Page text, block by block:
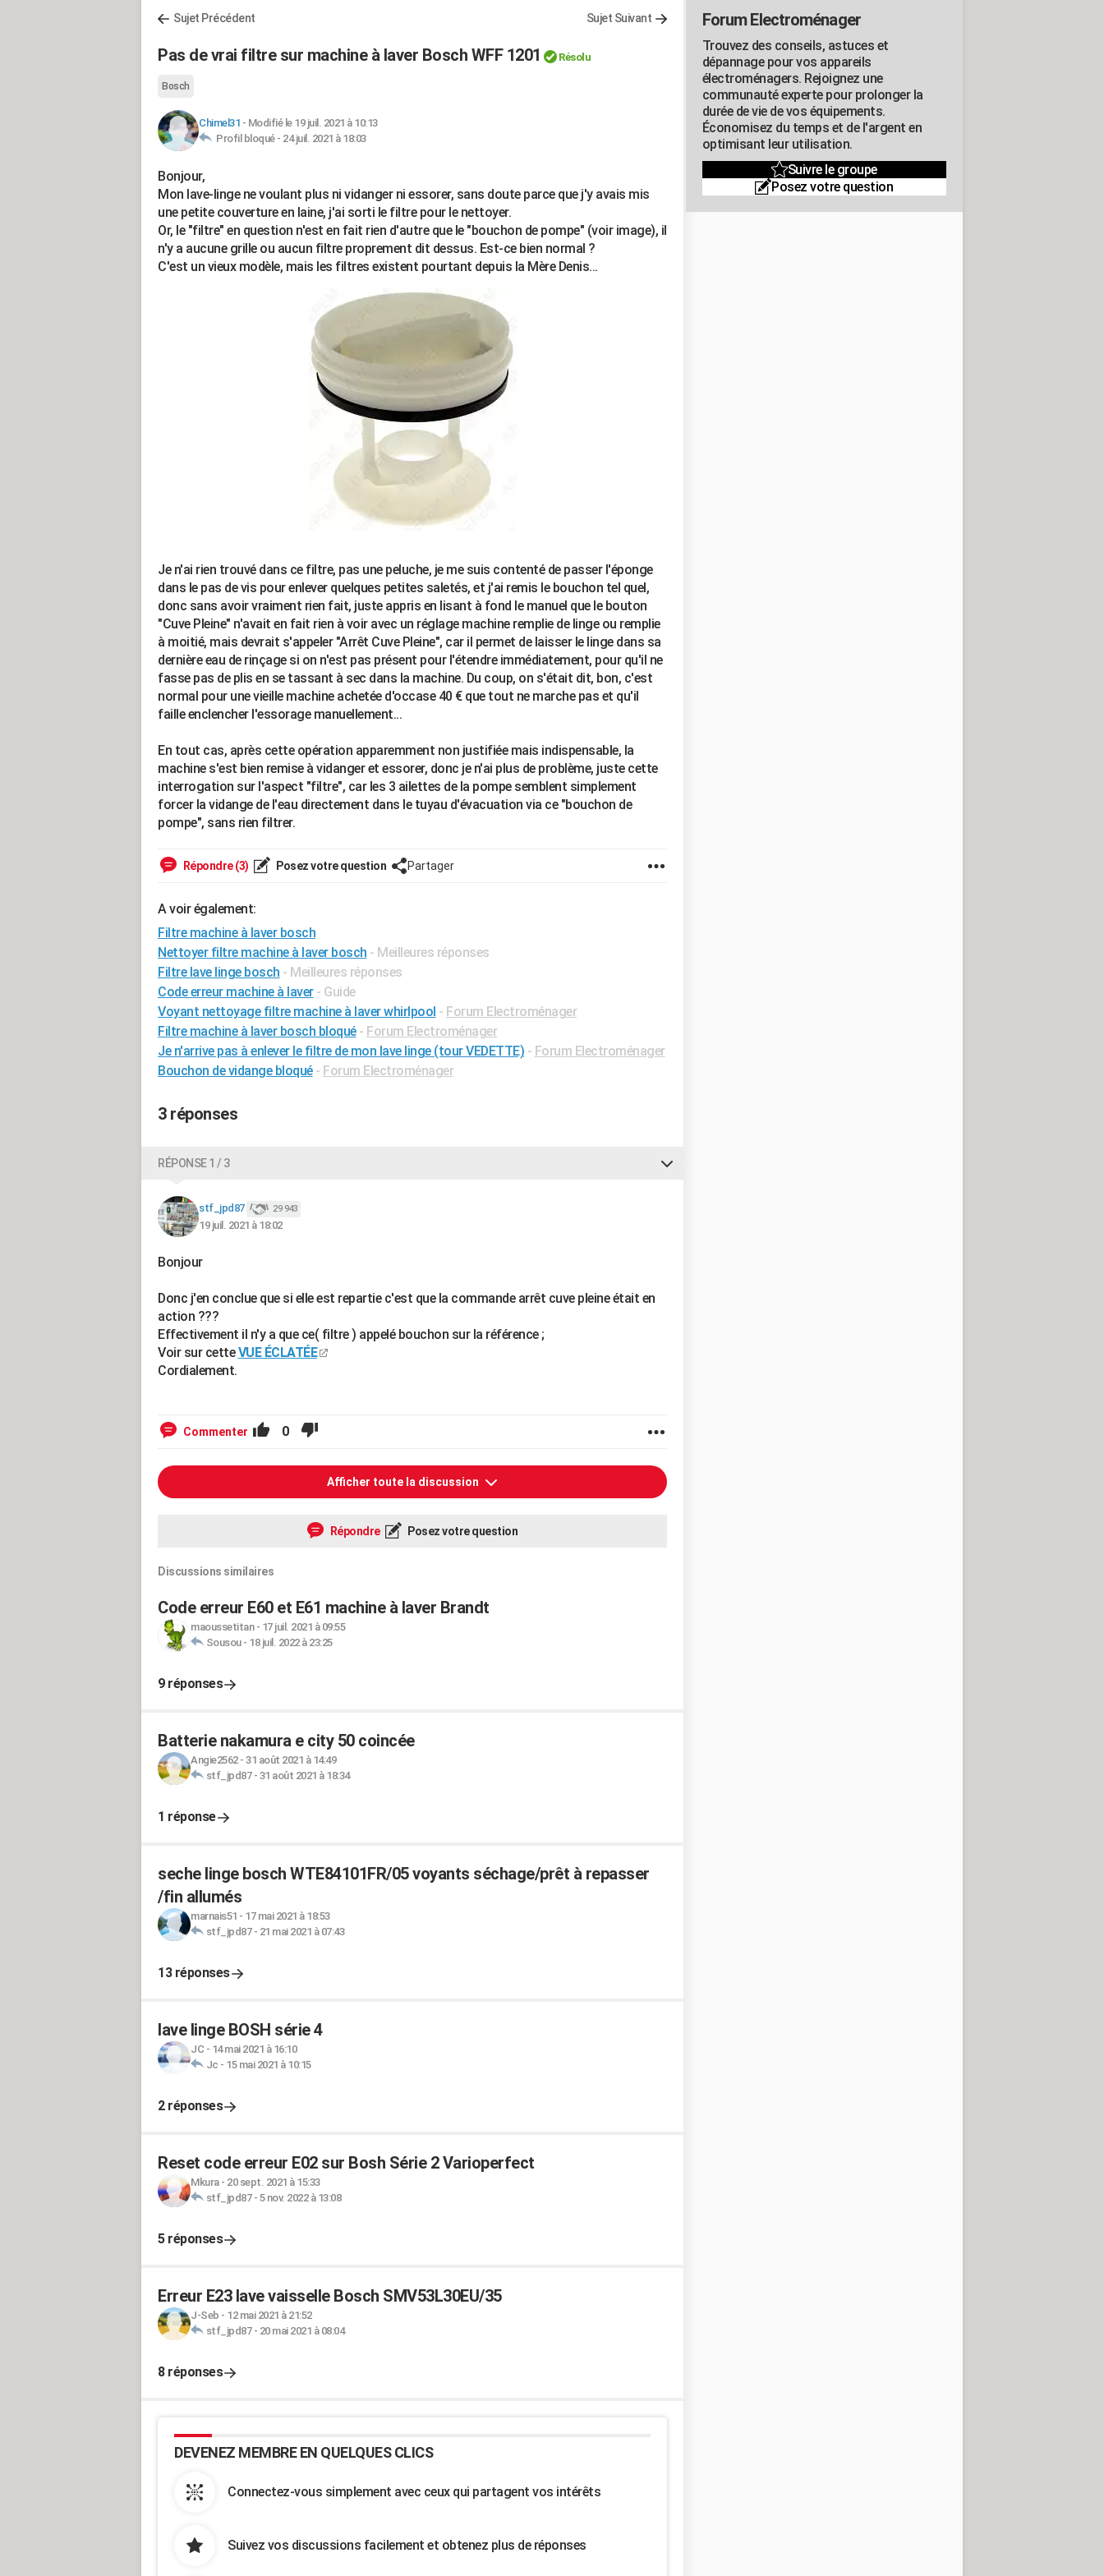
Sujet Précédent Sujet Suivant
Pas de vrai filtre sur machine à laver Bosch WFF 1201 Résolu
Bosch
Chimel31 - Modifié le 19 juil. 2021 à 10:13
Profil bloqué - 24 juil. 2021 à 18:03
Bonjour,
Mon lave-linge ne voulant plus ni vidanger ni essorer, sans doute parce que j'y avais mis
une petite couverture en laine, j'ai sorti le filtre pour le nettoyer.
Or, le "filtre" en question n'est en fait rien d'autre que le "bouchon de pompe" (voir image), il
n'y a aucune grille ou aucun filtre proprement dit dessus. Est-ce bien normal ?
C'est un vieux modèle, mais les filtres existent pourtant depuis la Mère Denis...
Je n'ai rien trouvé dans ce filtre, pas une peluche, je me suis contenté de passer l'éponge
dans le pas de vis pour enlever quelques petites saletés, et j'ai remis le bouchon tel quel,
donc sans avoir vraiment rien fait, juste appris en lisant à fond le manuel que le bouton
"Cuve Pleine" n'avait en fait rien à voir avec un réglage machine remplie de linge ou remplie
à moitié, mais devrait s'appeler "Arrêt Cuve Pleine", car il permet de laisser le linge dans sa
dernière eau de rinçage si on n'est pas présent pour l'étendre immédiatement, pour qu'il ne
fasse pas de plis en se tassant à sec dans la machine. Du coup, on s'était dit, bon, c'est
normal pour une vieille machine achetée d'occase 40 € que tout ne marche pas et qu'il
faille enclencher l'essorage manuellement...
En tout cas, après cette opération apparemment non justifiée mais indispensable, la
machine s'est bien remise à vidanger et essorer, donc je n'ai plus de problème, juste cette
interrogation sur l'aspect "filtre", car les 3 ailettes de la pompe semblent simplement
forcer la vidange de l'eau directement dans le tuyau d'évacuation via ce "bouchon de
pompe", sans rien filtrer.
Répondre (3) Posez votre question Partager
A voir également:
Filtre machine à laver bosch
Nettoyer filtre machine à laver bosch - Meilleures réponses
Filtre lave linge bosch - Meilleures réponses
Code erreur machine à laver - Guide
Voyant nettoyage filtre machine à laver whirlpool - Forum Electroménager
Filtre machine à laver bosch bloqué - Forum Electroménager
Je n'arrive pas à enlever le filtre de mon lave linge (tour VEDETTE) - Forum Electroménager
Bouchon de vidange bloqué - Forum Electroménager
3 réponses
RÉPONSE 1 / 3
stf_jpd87 29 943
19 juil. 2021 à 18:02
Bonjour
Donc j'en conclue que si elle est repartie c'est que la commande arrêt cuve pleine était en
action ???
Effectivement il n'y a que ce( filtre ) appelé bouchon sur la référence ;
Voir sur cetteVUE ÉCLATÉE
Cordialement.
Commenter 0
Afficher toute la discussion
Répondre Posez votre question
Discussions similaires
Code erreur E60 et E61 machine à laver Brandt
maoussetitan- 17 juil. 2021 à 09:55
Sousou- 18 juil. 2022 à 23:25
9 réponses
Batterie nakamura e city 50 coincée
Angie2562- 31 août 2021 à 14:49
stf_jpd87- 31 août 2021 à 18:34
1 réponse
seche linge bosch WTE84101FR/05 voyants séchage/prêt à repasser
/fin allumés
marnais51 - 17 mai 2021 à 18:53
stf_jpd87- 21 mai 2021 à 07:43
13 réponses
lave linge BOSH série 4
JC - 14 mai 2021 à 16:10
Jc - 15 mai 2021 à 10:15
2 réponses
Reset code erreur E02 sur Bosh Série 2 Varioperfect
Mkura- 20 sept. 2021 à 15:33
stf_jpd87- 5 nov. 2022 à 13:08
5 réponses
Erreur E23 lave vaisselle Bosch SMV53L30EU/35
J-Seb - 12 mai 2021 à 21:52
stf_jpd87- 20 mai 2021 à 08:04
8 réponses
DEVENEZ MEMBRE EN QUELQUES CLICS
Connectez-vous simplement avec ceux qui partagent vos intérêts
Suivez vos discussions facilement et obtenez plus de réponses
Forum Electroménager
Trouvez des conseils, astuces et
dépannage pour vos appareils
électroménagers. Rejoignez une
communauté experte pour prolonger la
durée de vie de vos équipements.
Économisez du temps et de l'argent en
optimisant leur utilisation.
Suivre le groupe
Posez votre question